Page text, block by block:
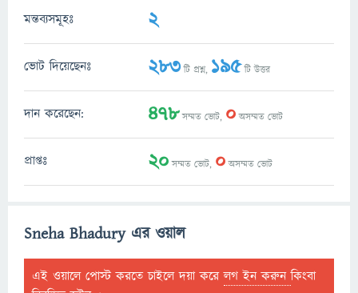
মন্তব্যসমূহঃ 2
ভোট দিয়েছেনঃ 283টি প্রশ্ন, 195টি উত্তর
দান করেছেন: 478সম্মত ভোট, 0অসম্মত ভোট
প্রাপ্তঃ 20সম্মত ভোট, 0অসম্মত ভোট
Sneha Bhadury এর ওয়াল
এই ওয়ালে পোস্ট করতে চাইলে দয়া করেলগ ইন করুনকিংবা